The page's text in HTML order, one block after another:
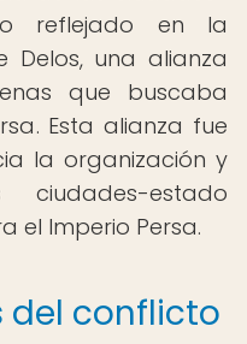
reflejado en la
una alianza
que buscaba
Esta alianza fue
la organización y
estado
el Imperio Persa.
del conflicto